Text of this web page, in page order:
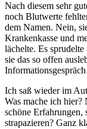
Nach diesem sehr
noch Blutwerte
dem Namen. Nein,
Krankenkasse und
lächelte. Es
sie das so offen
Ich saß wieder im
Was mache ich
schöne
strapazieren? Ganz